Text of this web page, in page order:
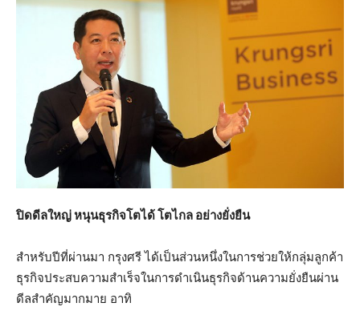
ปิดดีลใหญ่ หนุนธุรกิจโตได้ โตไกล อย่างยั่งยืน
สำหรับปีที่ผ่านมา กรุงศรี ได้เป็นส่วนหนึ่งในการช่วยให้กลุ่มลูกค้า
ธุรกิจประสบความสำเร็จในการดำเนินธุรกิจด้านความยั่งยืนผ่าน
ดีลสำคัญมากมาย อาทิ